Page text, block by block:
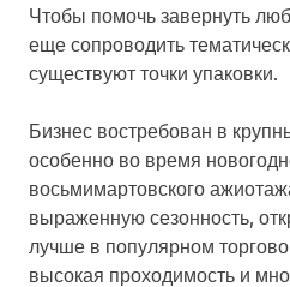
Чтобы помочь завернуть
еще сопроводить
существуют точки упаковки.
Бизнес востребован в
особенно во время
восьмимартовского
выраженную сезонность,
лучше в популярном
высокая проходимость и